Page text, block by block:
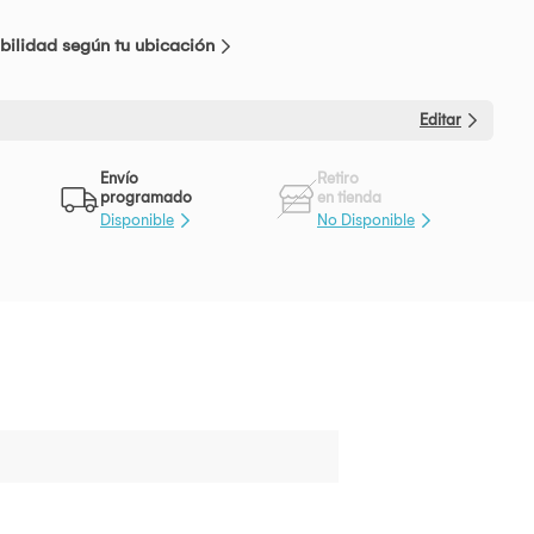
según tu ubicación
Editar
Envío
programado
Disponible
Retiro
en tienda
No Disponible